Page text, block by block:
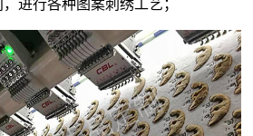
进行各种图案刺绣工艺；